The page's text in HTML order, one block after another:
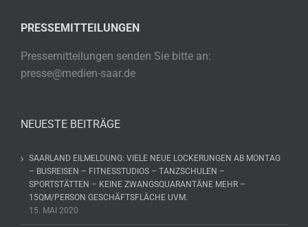
PRESSEMITTEILUNGEN
Pressemitteilungen senden Sie bitte an:
presse@medien-saar.de
NEUESTE BEITRÄGE
SAARLAND EILMELDUNG: VIELE NEUE LOCKERUNGEN AB MONTAG
– BUSREISEN – FITNESSTUDIOS – TANZSCHULEN –
SPORTSTÄTTEN – KEINE ZWANGSQUARANTÄNE MEHR –
15QM/PERSON GESCHÄFTSFLÄCHE UVM.
15. MAI 2020